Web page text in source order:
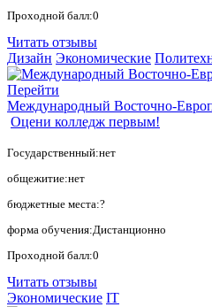
Проходной балл:0
Читать отзывы
Дизайн Экономические
Перейти
Международный Восточно-
Оцени колледж первым!
Государственный:нет
общежитие:нет
бюджетные места:?
форма обучения:Дистанционно
Проходной балл:0
Читать отзывы
Экономические IT